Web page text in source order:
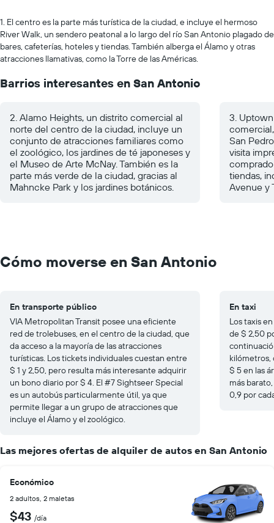
1. El centro es la parte más turística de la ciudad, e incluye el hermoso
River Walk, un sendero peatonal a lo largo del río San Antonio plagado de
bares, cafeterías, hoteles y tiendas. También alberga el Álamo y otras
atracciones llamativas, como la Torre de las Américas.
Barrios interesantes en San Antonio
2. Alamo Heights, un distrito comercial al
norte del centro de la ciudad, incluye un
conjunto de atracciones familiares como
el zoológico, los jardines de té japoneses y
el Museo de Arte McNay. También es la
parte más verde de la ciudad, gracias al
Mahncke Park y los jardines botánicos.
3.
San
visita
tiendas,
Avenue y
Cómo moverse en San Antonio
En transporte público
VIA Metropolitan Transit posee una eficiente
red de trolebuses, en el centro de la ciudad, que
da acceso a la mayoría de las atracciones
turísticas. Los tickets individuales cuestan entre
$ 1 y 2,50, pero resulta más interesante adquirir
un bono diario por $ 4. El #7 Sightseer Special
es un autobús particularmente útil, ya que
permite llegar a un grupo de atracciones que
incluye el Álamo y el zoológico.
En taxi
Los taxis
de $ 2,50
kilómetros,
$ 5 en las
más
0,9 por
Las mejores ofertas de alquiler de autos en San Antonio
Económico
2 adultos, 2 maletas
$43 /día